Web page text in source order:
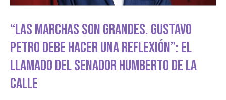
“Las Marchas Son Grandes. Gustavo
Petro Debe Hacer Una Reflexión”: El
Llamado Del Senador Humberto De La
Calle